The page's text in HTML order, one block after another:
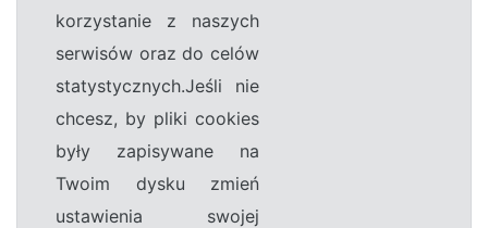
korzystanie z naszych
serwisów oraz do celów
statystycznych.Jeśli nie
chcesz, by pliki cookies
były zapisywane na
Twoim dysku zmień
ustawienia swojej